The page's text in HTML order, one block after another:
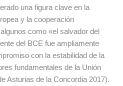
una figura clave en la
y la cooperación
como «el salvador del
del BCE fue ampliamente
con la estabilidad de la
fundamentales de la Unión
Asturias de la Concordia 2017).